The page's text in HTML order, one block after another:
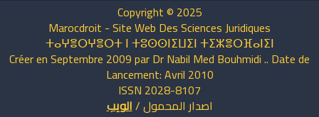
Copyright © 2025
Marocdroit - Site Web Des Sciences Juridiques
ⵜⴰⵖⴻⵔⵖⴻⵔⵜ ⵏ ⵜⵓⵙⵙⵏⵉⵡⵉⵏ ⵜⵉⵣⴻⵔⴼⴰⵏⵉⵏ
Créer en Septembre 2009 par Dr Nabil Med Bouhmidi .. Date de
Lancement: Avril 2010
ISSN 2028-8107
اصدار المحمول/الويب